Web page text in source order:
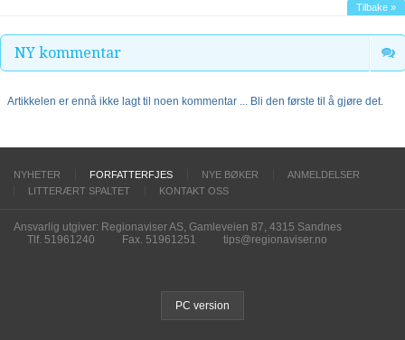
Tilbake »
NY kommentar
Artikkelen er ennå ikke lagt til noen kommentar ... Bli den første til å gjøre det.
NYHETER FORFATTERFJES NYE BØKER
ANMELDELSER
LITTERÆRT SPALTET
KONTAKT OSS
Ansvarlig utgiver: Regionaviser AS, Gamleveien 87, 4315 Sandnes
Tlf. 51961240
Fax. 51961251 tips@regionaviser.no
PC version